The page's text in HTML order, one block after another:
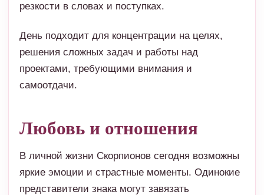
резкости в словах и поступках.
День подходит для концентрации на целях,
решения сложных задач и работы над
проектами, требующими внимания и
самоотдачи.
Любовь и отношения
В личной жизни Скорпионов сегодня возможны
яркие эмоции и страстные моменты. Одинокие
представители знака могут завязать